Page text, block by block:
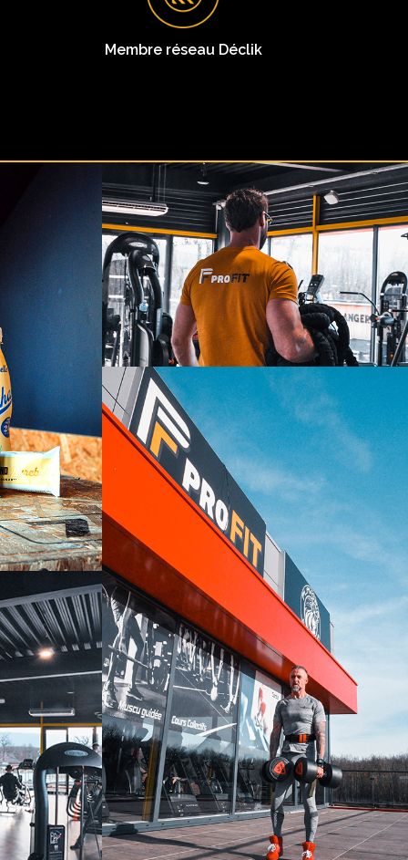
Membre réseau Déclik